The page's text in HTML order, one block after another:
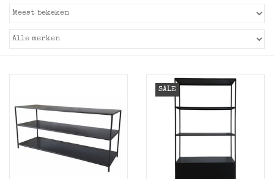
SALE
SALE